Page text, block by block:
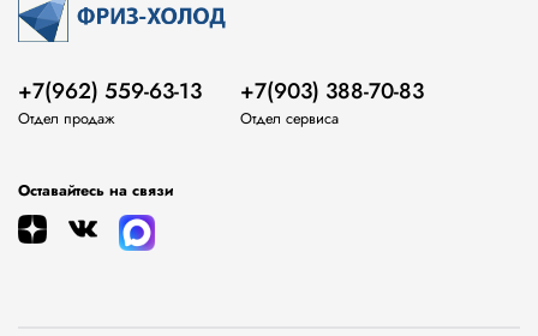
+7(962) 559-63-13
Отдел продаж
+7(903) 388-70-83
Отдел сервиса
Оставайтесь на связи